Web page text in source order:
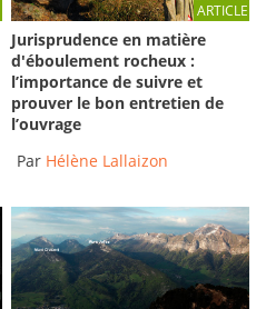
ARTICLE
Jurisprudence en matière
d'éboulement rocheux :
l’importance de suivre et
prouver le bon entretien de
l’ouvrage
Par Hélène Lallaizon